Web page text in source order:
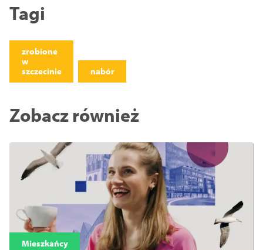
Tagi
zrobione
w
szczecinie
nabór
Zobacz również
Mieszkańcy